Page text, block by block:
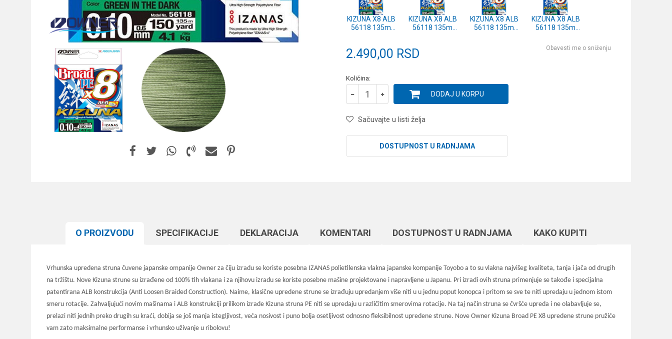
KIZUNA X8 ALB
56118 135m
KIZUNA X8 ALB
56118 135m
KIZUNA X8 ALB
56118 135m
KIZUNA X8 ALB
56118 135m
GREEN
2.490,00 RSD Obavesti me o sniženju
Količina:
DODAJ U KORPU
Sačuvajte u listi želja
DOSTUPNOST U RADNJAMA
O PROIZVODU SPECIFIKACIJЕ DEKLARACIJA KOMENTARI DOSTUPNOST U RADNJAMA KAKO KUPITI
Vrhunska upredena struna čuvene japanske ompanije Owner za čiju izradu se koriste posebna IZANAS polietilenska vlakna japanske kompanije Toyobo a to su vlakna najvišeg kvaliteta, tanja i jača od drugih
na tržištu. Nove Kizuna strune su izrađene od 100% tih vlakana i za njihovu izradu se koriste posebne mašine projektovane i napravljene u Japanu. Pri izradi ovih struna primenjuje se takođe i specijalna
patentirana ALB konstrukcija (Anti Loosen Braided Construction). Naime, klasične upredene strune se izrađuju upredanjem više niti u u jednu poput konopca i pritom se sve te niti upredaju u jednom istom
smeru rotacije. Zahvaljujući novim mašinama i ALB konstrukciji prilikom izrade Kizuna struna PE niti se upredaju u različitim smerovima rotacije. Na taj način struna se čvršće upreda i ne olabavljuje se,
prelazi niti jednih preko drugih su kraći, dobija se još manja istegljivost, veća nosivost i puno bolja osetljivost odnosno fleksibilnost upredene strune. Nove Owner Kizuna Broad PE X8 upredene strune pružiće
vam zato maksimalne performanse i vrhunsko uživanje u ribolovu!